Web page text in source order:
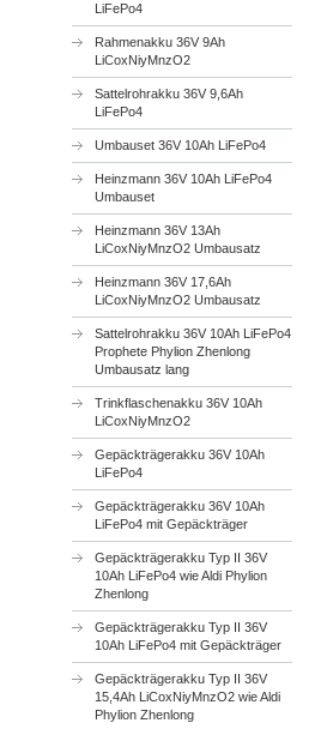
LiFePo4
Rahmenakku 36V 9Ah
LiCoxNiyMnzO2
Sattelrohrakku 36V 9,6Ah
LiFePo4
Umbauset 36V 10Ah LiFePo4
Heinzmann 36V 10Ah LiFePo4
Umbauset
Heinzmann 36V 13Ah
LiCoxNiyMnzO2 Umbausatz
Heinzmann 36V 17,6Ah
LiCoxNiyMnzO2 Umbausatz
Sattelrohrakku 36V 10Ah LiFePo4
Prophete Phylion Zhenlong
Umbausatz lang
Trinkflaschenakku 36V 10Ah
LiCoxNiyMnzO2
Gepäckträgerakku 36V 10Ah
LiFePo4
Gepäckträgerakku 36V 10Ah
LiFePo4 mit Gepäckträger
Gepäckträgerakku Typ II 36V
10Ah LiFePo4 wie Aldi Phylion
Zhenlong
Gepäckträgerakku Typ II 36V
10Ah LiFePo4 mit Gepäckträger
Gepäckträgerakku Typ II 36V
15,4Ah LiCoxNiyMnzO2 wie Aldi
Phylion Zhenlong